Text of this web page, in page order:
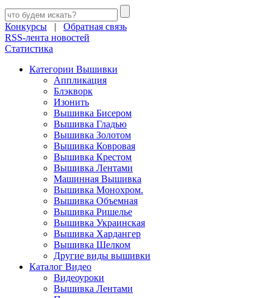
Конкурсы | Обратная связь
RSS-лента новостей
Статистика
Категории Вышивки
Аппликация
Блэкворк
Изонить
Вышивка Бисером
Вышивка Гладью
Вышивка Золотом
Вышивка Ковровая
Вышивка Крестом
Вышивка Лентами
Машинная Вышивка
Вышивка Монохром.
Вышивка Объемная
Вышивка Ришелье
Вышивка Украинская
Вышивка Хардангер
Вышивка Шелком
Другие виды вышивки
Каталог Видео
Видеоуроки
Вышивка Лентами